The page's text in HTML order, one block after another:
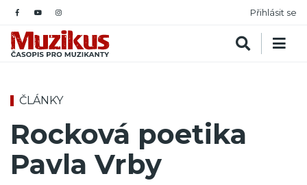
Přihlásit se
ČLÁNKY
Rocková poetika
Pavla Vrby